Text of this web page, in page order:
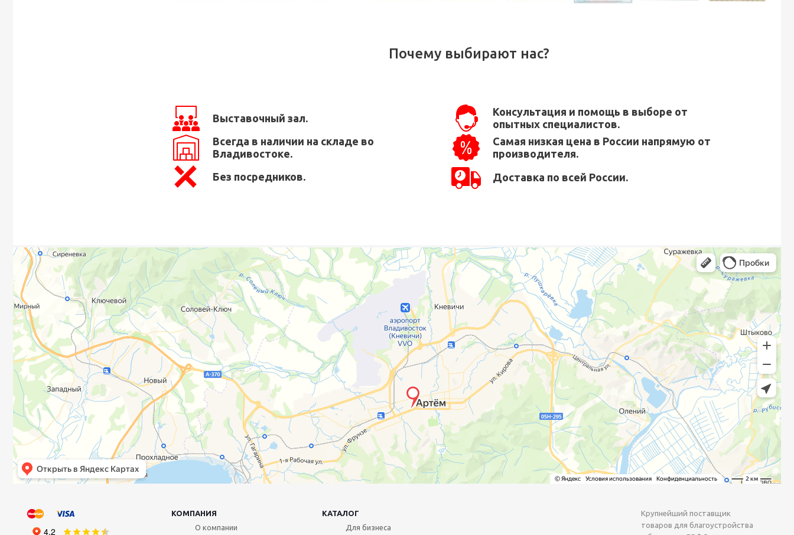
Почему выбирают нас?
Выставочный зал.
Консультация и помощь в выборе от
опытных специалистов.
Всегда в наличии на складе во
Владивостоке.
Самая низкая цена в России напрямую от
производителя.
Без посредников.
Доставка по всей России.
КОМПАНИЯ
КАТАЛОГ
О компании
Для бизнеса
Крупнейший поставщик
товаров для благоустройства